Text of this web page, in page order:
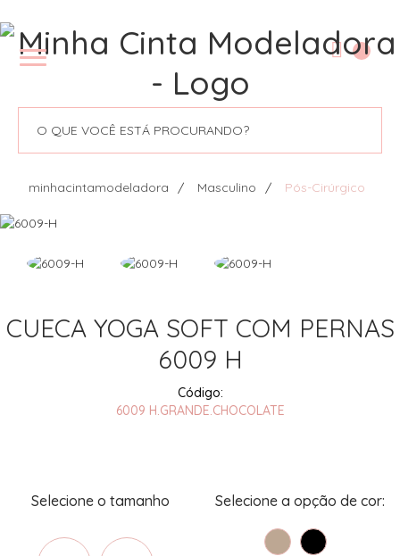
minhacintamodeladora Masculino Pós-Cirúrgico
CUECA YOGA SOFT COM PERNAS
6009 H
6009 H.GRANDE.CHOCOLATE